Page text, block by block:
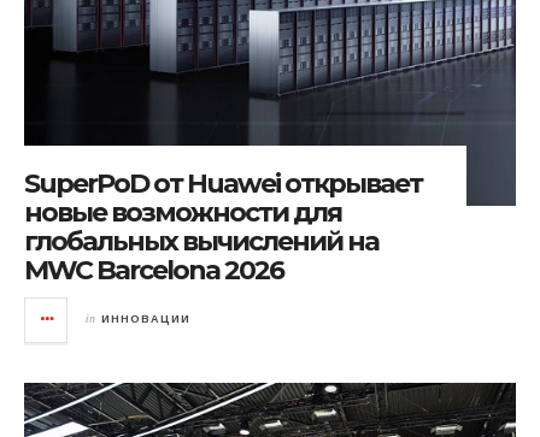
SuperPoD от Huawei открывает
новые возможности для
глобальных вычислений на
MWC Barcelona 2026
in ИННОВАЦИИ